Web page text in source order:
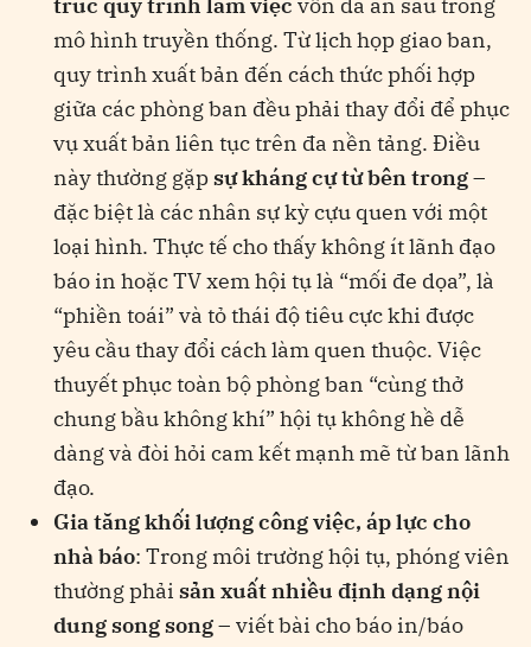
mô hình truyền thống. Từ lịch họp giao ban,
quy trình xuất bản đến cách thức phối hợp
giữa các phòng ban đều phải thay đổi để phục
vụ xuất bản liên tục trên đa nền tảng. Điều
này thường gặpsự kháng cự từ bên trong–
đặc biệt là các nhân sự kỳ cựu quen với một
loại hình. Thực tế cho thấy không ít lãnh đạo
báo in hoặc TV xem hội tụ là “mối đe dọa”, là
“phiền toái” và tỏ thái độ tiêu cực khi được
yêu cầu thay đổi cách làm quen thuộc. Việc
thuyết phục toàn bộ phòng ban “cùng thở
chung bầu không khí” hội tụ không hề dễ
dàng và đòi hỏi cam kết mạnh mẽ từ ban lãnh
đạo​.
Gia tăng khối lượng công việc, áp lực cho
nhà báo: Trong môi trường hội tụ, phóng viên
thường phải sản xuất nhiều định dạng nội
dung song song– viết bài cho báo in/báo